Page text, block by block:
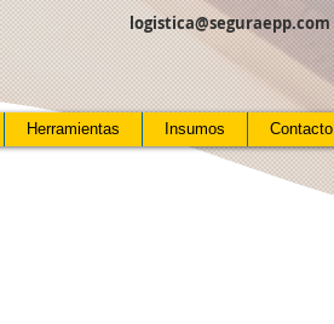
logistica@seguraepp.com
Herramientas Insumos Contacto